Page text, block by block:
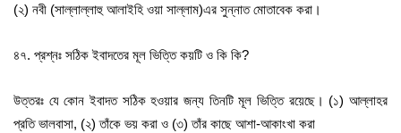
(২) নবী (সাল্লাল্লাহু আলাইহি ওয়া সাল্লাম)এর সুন্নাত মোতাবেক করা।
৪৭. প্রশ্নঃ সঠিক ইবাদতের মূল ভিত্তি কয়টি ও কি কি?
উত্তরঃ যে কোন ইবাদত সঠিক হওয়ার জন্য তিনটি মূল ভিত্তি রয়েছে। (১) আল্লাহর
প্রতি ভালবাসা, (২) তাঁকে ভয় করা ও (৩) তাঁর কাছে আশা-আকাংখা করা